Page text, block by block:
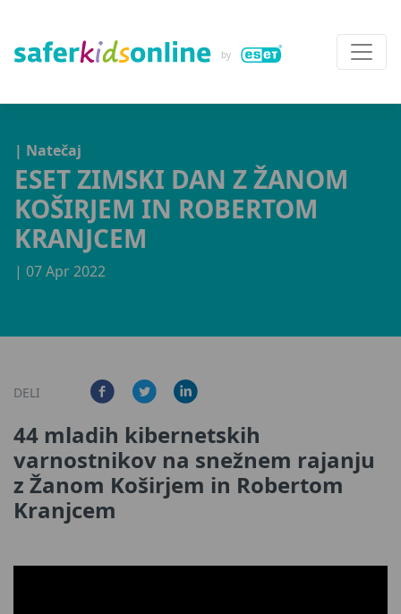
| Natečaj
ESET ZIMSKI DAN Z ŽANOM
KOŠIRJEM IN ROBERTOM
KRANJCEM
| 07 Apr 2022
DELI
44 mladih kibernetskih
varnostnikov na snežnem rajanju
z Žanom Koširjem in Robertom
Kranjcem